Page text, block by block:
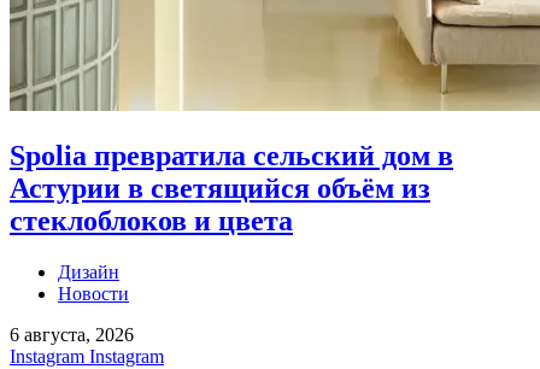
Spolia превратила сельский дом в
Астурии в светящийся объём из
стеклоблоков и цвета
Дизайн
Новости
6 августа, 2026
Instagram Instagram